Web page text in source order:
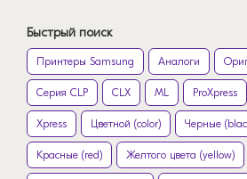
Быстрый поиск
Принтеры Samsung Аналоги
Серия CLP CLX ML ProXpress
Xpress Цветной (color) Черные
Красные (red) Желтого цвета (yellow)